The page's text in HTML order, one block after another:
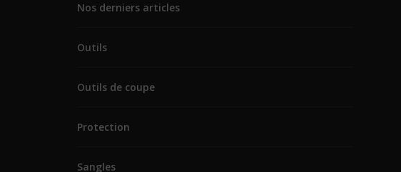
Nos derniers articles
Outils
Outils de coupe
Protection
Sangles